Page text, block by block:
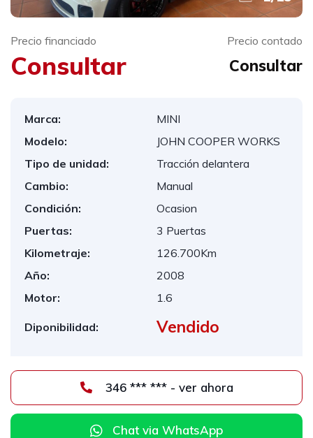
Precio financiado
Consultar
Precio contado
Consultar
Marca:
MINI
Modelo:
JOHN COOPER WORKS
Tipo de unidad:
Tracción delantera
Cambio:
Manual
Condición:
Ocasion
Puertas:
3 Puertas
Kilometraje:
126.700Km
Año:
2008
Motor:
1.6
Diponibilidad: Vendido
346 *** *** - ver ahora
Chat via WhatsApp